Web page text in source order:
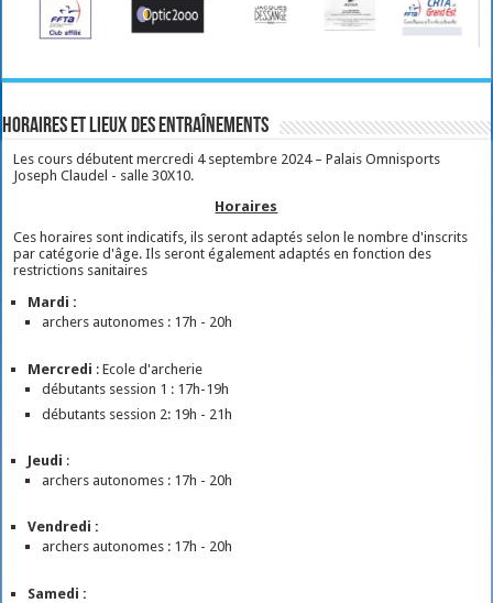
Horaires et lieux des entraînements
Les cours débutent mercredi 4 septembre 2024 – Palais Omnisports
Joseph Claudel - salle 30X10.
Horaires
Ces horaires sont indicatifs, ils seront adaptés selon le nombre d'inscrits
par catégorie d'âge. Ils seront également adaptés en fonction des
restrictions sanitaires
Mardi :
archers autonomes : 17h - 20h
Mercredi : Ecole d'archerie
débutants session 1 : 17h-19h
débutants session 2: 19h - 21h
Jeudi :
archers autonomes : 17h - 20h
Vendredi :
archers autonomes : 17h - 20h
Samedi :